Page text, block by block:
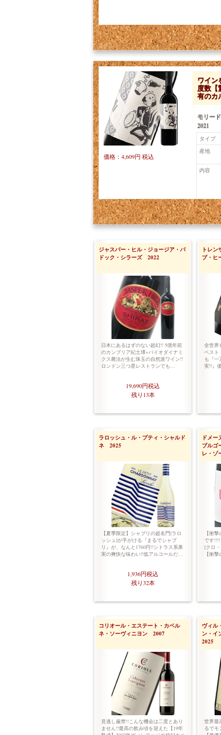
ワイン
度数【
有のカ
モリー
2021
タイプ
産地
内容
価格：4,609円 税込
ジャスパー・ヒル・ジョージア・パ
ドック・シラーズ 2022
日本にあるはずのない超幻!! 5億年前
のカンブリア紀土壌×バイオダイナミ
クス農法が生む珠玉の自然派ワイン!!
ロンドン三つ星レストランでも…
19,690円税込
残り13本
トレ
ブ・ヒ
全世界
ベスト
も『一
実!!』
ラロッシュ・ル・プティ・シャルド
ネ 2025
【夏季限定】シャブリの超名門[ラロ
ッシュ]が手がける『まるでシャブ
リ』が、なんと1760円!!シトラス系果
実の爽快な味わい!!低アルコールだ…
1,936円税込
残り32本
ドメ
ブルゴ
レ・ゾ
【衝
です!!!!
[クロ
【衝
コリオール・エステート・カベル
ネ・ソーヴィニヨン 2007
見逃し厳禁!!こんな機会は二度とあり
ません!!最高の飲み頃を迎えた【19年
ヴィル
ン・イ
2025
世界最
るでモ